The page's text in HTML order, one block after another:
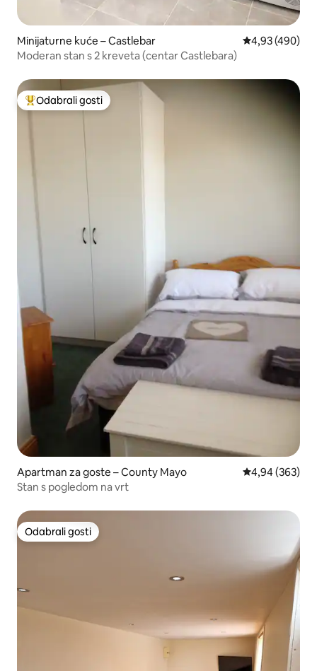
Minijaturne kuće – Castlebar Prosječna
4,93 (490)
Moderan stan s 2 kreveta (centar Castlebara)
Među najviše rangiranima s oznakom „Odabrali gosti”
Odabrali gosti
Apartman za goste – County Mayo Prosječna
4,94 (363)
Stan s pogledom na vrt
Odabrali gosti
Odabrali gosti